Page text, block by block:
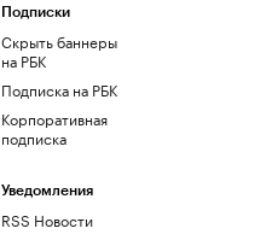
Подписки
Скрыть баннеры
на РБК
Подписка на РБК
Корпоративная
подписка
Уведомления
RSS Новости